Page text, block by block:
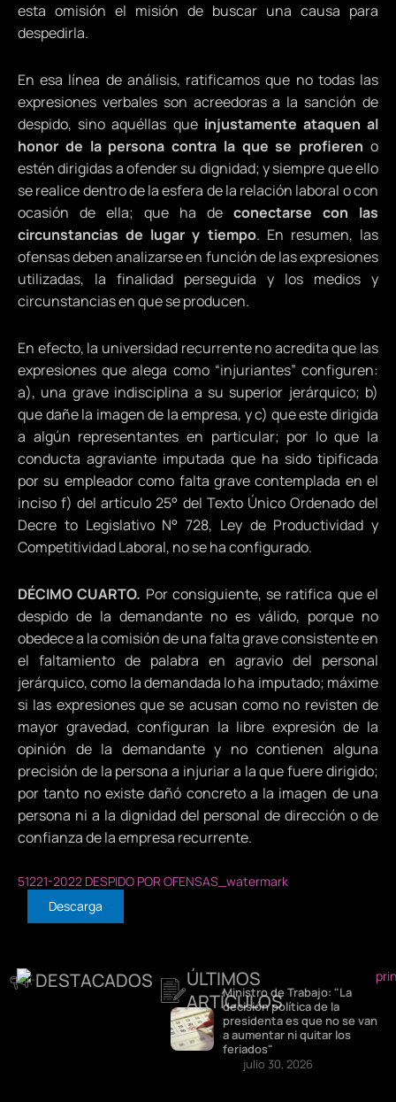
esta omisión el misión de buscar una causa para
despedirla.
En esa línea de análisis, ratificamos que no todas las
expresiones verbales son acreedoras a la sanción de
despido, sino aquéllas que injustamente ataquen al
honor de la persona contra la que se profieren o
estén dirigidas a ofender su dignidad; y siempre que ello
se realice dentro de la esfera de la relación laboral o con
ocasión de ella; que ha de conectarse con las
circunstancias de lugar y tiempo. En resumen, las
ofensas deben analizarse en función de las expresiones
utilizadas, la finalidad perseguida y los medios y
circunstancias en que se producen.
En efecto, la universidad recurrente no acredita que las
expresiones que alega como “injuriantes” configuren:
a), una grave indisciplina a su superior jerárquico; b)
que dañe la imagen de la empresa, y c) que este dirigida
a algún representantes en particular; por lo que la
conducta agraviante imputada que ha sido tipificada
por su empleador como falta grave contemplada en el
inciso f) del artículo 25° del Texto Único Ordenado del
Decre to Legislativo N° 728, Ley de Productividad y
Competitividad Laboral, no se ha configurado.
DÉCIMO CUARTO. Por consiguiente, se ratifica que el
despido de la demandante no es válido, porque no
obedece a la comisión de una falta grave consistente en
el faltamiento de palabra en agravio del personal
jerárquico, como la demandada lo ha imputado; máxime
si las expresiones que se acusan como no revisten de
mayor gravedad, configuran la libre expresión de la
opinión de la demandante y no contienen alguna
precisión de la persona a injuriar a la que fuere dirigido;
por tanto no existe dañó concreto a la imagen de una
persona ni a la dignidad del personal de dirección o de
confianza de la empresa recurrente.
51221-2022 DESPIDO POR OFENSAS_watermark
Descarga
DESTACADOS
ÚLTIMOS
ARTÍCULOS
Ministro de Trabajo: "La
decisión política de la
presidenta es que no se van
a aumentar ni quitar los
feriados"
julio 30, 2026